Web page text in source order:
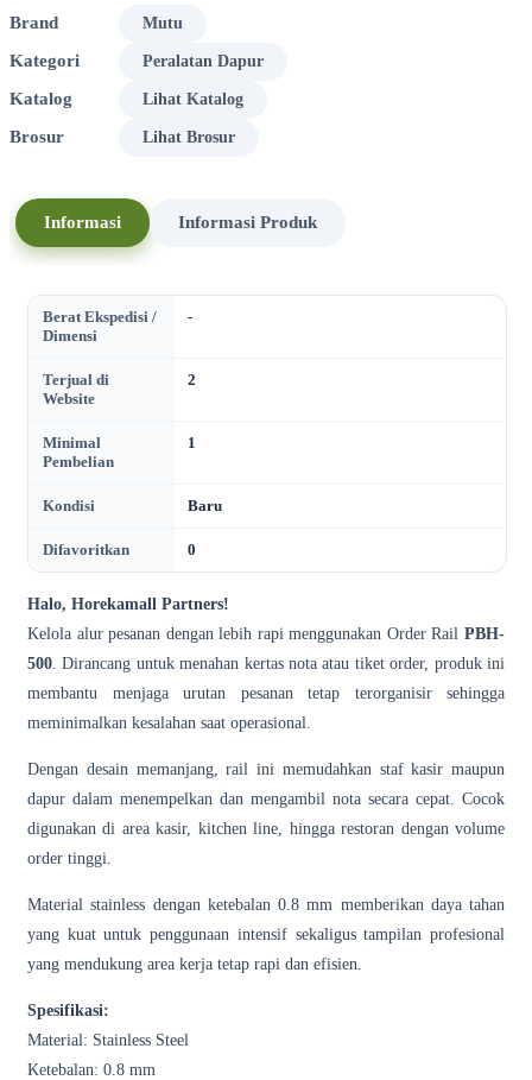
Brand Mutu
Kategori Peralatan Dapur
Katalog Lihat Katalog
Brosur Lihat Brosur
Informasi Informasi Produk
Berat Ekspedisi /
Dimensi
-
Terjual di
Website
2
Minimal
Pembelian
1
Kondisi Baru
Difavoritkan 0
Halo, Horekamall Partners!
Kelola alur pesanan dengan lebih rapi menggunakan Order Rail PBH-
500 . Dirancang untuk menahan kertas nota atau tiket order, produk ini
membantu menjaga urutan pesanan tetap terorganisir sehingga
meminimalkan kesalahan saat operasional.
Dengan desain memanjang, rail ini memudahkan staf kasir maupun
dapur dalam menempelkan dan mengambil nota secara cepat. Cocok
digunakan di area kasir, kitchen line, hingga restoran dengan volume
order tinggi.
Material stainless dengan ketebalan 0.8 mm memberikan daya tahan
yang kuat untuk penggunaan intensif sekaligus tampilan profesional
yang mendukung area kerja tetap rapi dan efisien.
Spesifikasi:
Material: Stainless Steel
Ketebalan: 0.8 mm